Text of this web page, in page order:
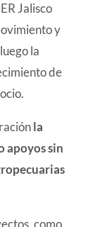
Jalisco
y
la
de
la
apoyos sin
como